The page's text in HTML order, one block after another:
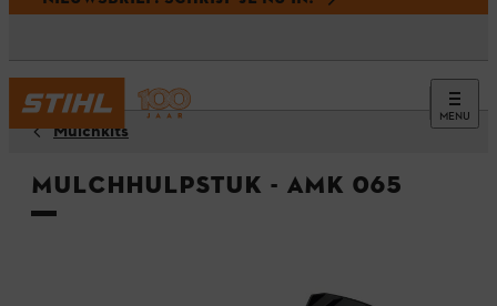
MENU
Mulchkits
Mulchhulpstuk - AMK 065